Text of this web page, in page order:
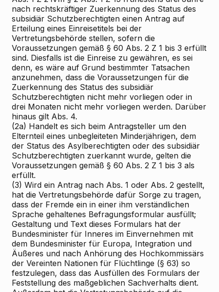
nach rechtskräftiger Zuerkennung des Status des
subsidiär Schutzberechtigten einen Antrag auf
Erteilung eines Einreisetitels bei der
Vertretungsbehörde stellen, sofern die
Voraussetzungen gemäß § 60 Abs. 2 Z 1 bis 3 erfüllt
sind. Diesfalls ist die Einreise zu gewähren, es sei
denn, es wäre auf Grund bestimmter Tatsachen
anzunehmen, dass die Voraussetzungen für die
Zuerkennung des Status des subsidiär
Schutzberechtigten nicht mehr vorliegen oder in
drei Monaten nicht mehr vorliegen werden. Darüber
hinaus gilt Abs. 4.
(2a) Handelt es sich beim Antragsteller um den
Elternteil eines unbegleiteten Minderjährigen, dem
der Status des Asylberechtigten oder des subsidiär
Schutzberechtigten zuerkannt wurde, gelten die
Voraussetzungen gemäß § 60 Abs. 2 Z 1 bis 3 als
erfüllt.
(3) Wird ein Antrag nach Abs. 1 oder Abs. 2 gestellt,
hat die Vertretungsbehörde dafür Sorge zu tragen,
dass der Fremde ein in einer ihm verständlichen
Sprache gehaltenes Befragungsformular ausfüllt;
Gestaltung und Text dieses Formulars hat der
Bundesminister für Inneres im Einvernehmen mit
dem Bundesminister für Europa, Integration und
Äußeres und nach Anhörung des Hochkommissärs
der Vereinten Nationen für Flüchtlinge (§ 63) so
festzulegen, dass das Ausfüllen des Formulars der
Feststellung des maßgeblichen Sachverhalts dient.